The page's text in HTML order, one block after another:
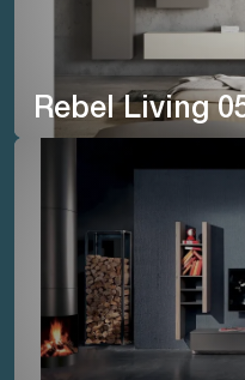
Rebel Living